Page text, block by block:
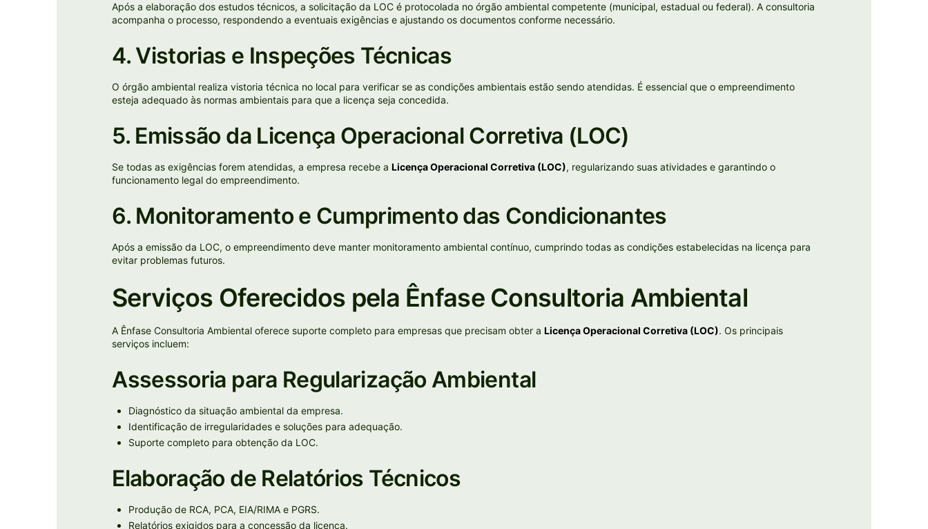
Após a elaboração dos estudos técnicos, a solicitação da LOC é protocolada no órgão ambiental competente (municipal, estadual ou federal). A consultoria
acompanha o processo, respondendo a eventuais exigências e ajustando os documentos conforme necessário.
4. Vistorias e Inspeções Técnicas
O órgão ambiental realiza vistoria técnica no local para verificar se as condições ambientais estão sendo atendidas. É essencial que o empreendimento
esteja adequado às normas ambientais para que a licença seja concedida.
5. Emissão da Licença Operacional Corretiva (LOC)
Se todas as exigências forem atendidas, a empresa recebe aLicença Operacional Corretiva (LOC), regularizando suas atividades e garantindo o
funcionamento legal do empreendimento.
6. Monitoramento e Cumprimento das Condicionantes
Após a emissão da LOC, o empreendimento deve manter monitoramento ambiental contínuo, cumprindo todas as condições estabelecidas na licença para
evitar problemas futuros.
Serviços Oferecidos pela Ênfase Consultoria Ambiental
A Ênfase Consultoria Ambiental oferece suporte completo para empresas que precisam obter aLicença Operacional Corretiva (LOC). Os principais
serviços incluem:
Assessoria para Regularização Ambiental
Diagnóstico da situação ambiental da empresa.
Identificação de irregularidades e soluções para adequação.
Suporte completo para obtenção da LOC.
Elaboração de Relatórios Técnicos
Produção de RCA, PCA, EIA/RIMA e PGRS.
Relatórios exigidos para a concessão da licença.